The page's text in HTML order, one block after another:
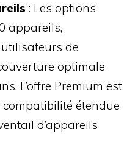
: Les options
appareils,
de
optimale
L’offre Premium est
étendue
d’appareils